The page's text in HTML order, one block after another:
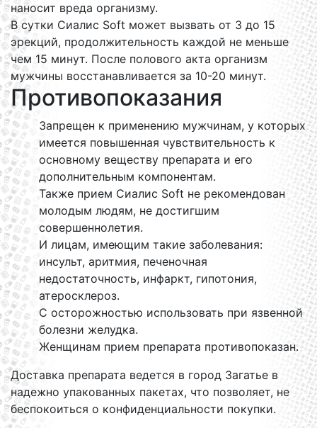
наносит вреда организму.
В сутки Сиалис Soft может вызвать от 3 до 15
эрекций, продолжительность каждой не меньше
чем 15 минут. После полового акта организм
мужчины восстанавливается за 10-20 минут.
Противопоказания
Запрещен к применению мужчинам, у которых
имеется повышенная чувствительность к
основному веществу препарата и его
дополнительным компонентам.
Также прием Сиалис Soft не рекомендован
молодым людям, не достигшим
совершеннолетия.
И лицам, имеющим такие заболевания:
инсульт, аритмия, печеночная
недостаточность, инфаркт, гипотония,
атеросклероз.
С осторожностью использовать при язвенной
болезни желудка.
Женщинам прием препарата противопоказан.
Доставка препарата ведется в город Загатье в
надежно упакованных пакетах, что позволяет, не
беспокоиться о конфиденциальности покупки.